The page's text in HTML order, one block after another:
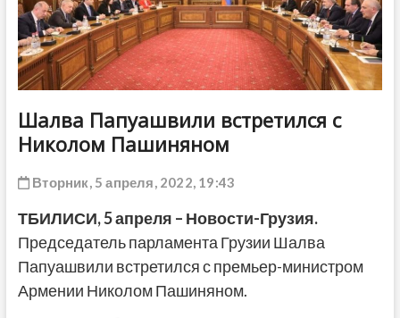
Шалва Папуашвили встретился с
Николом Пашиняном
Вторник, 5 апреля, 2022, 19:43
ТБИЛИСИ, 5 апреля – Новости-Грузия.
Председатель парламента Грузии Шалва
Папуашвили встретился с премьер-министром
Армении Николом Пашиняном.